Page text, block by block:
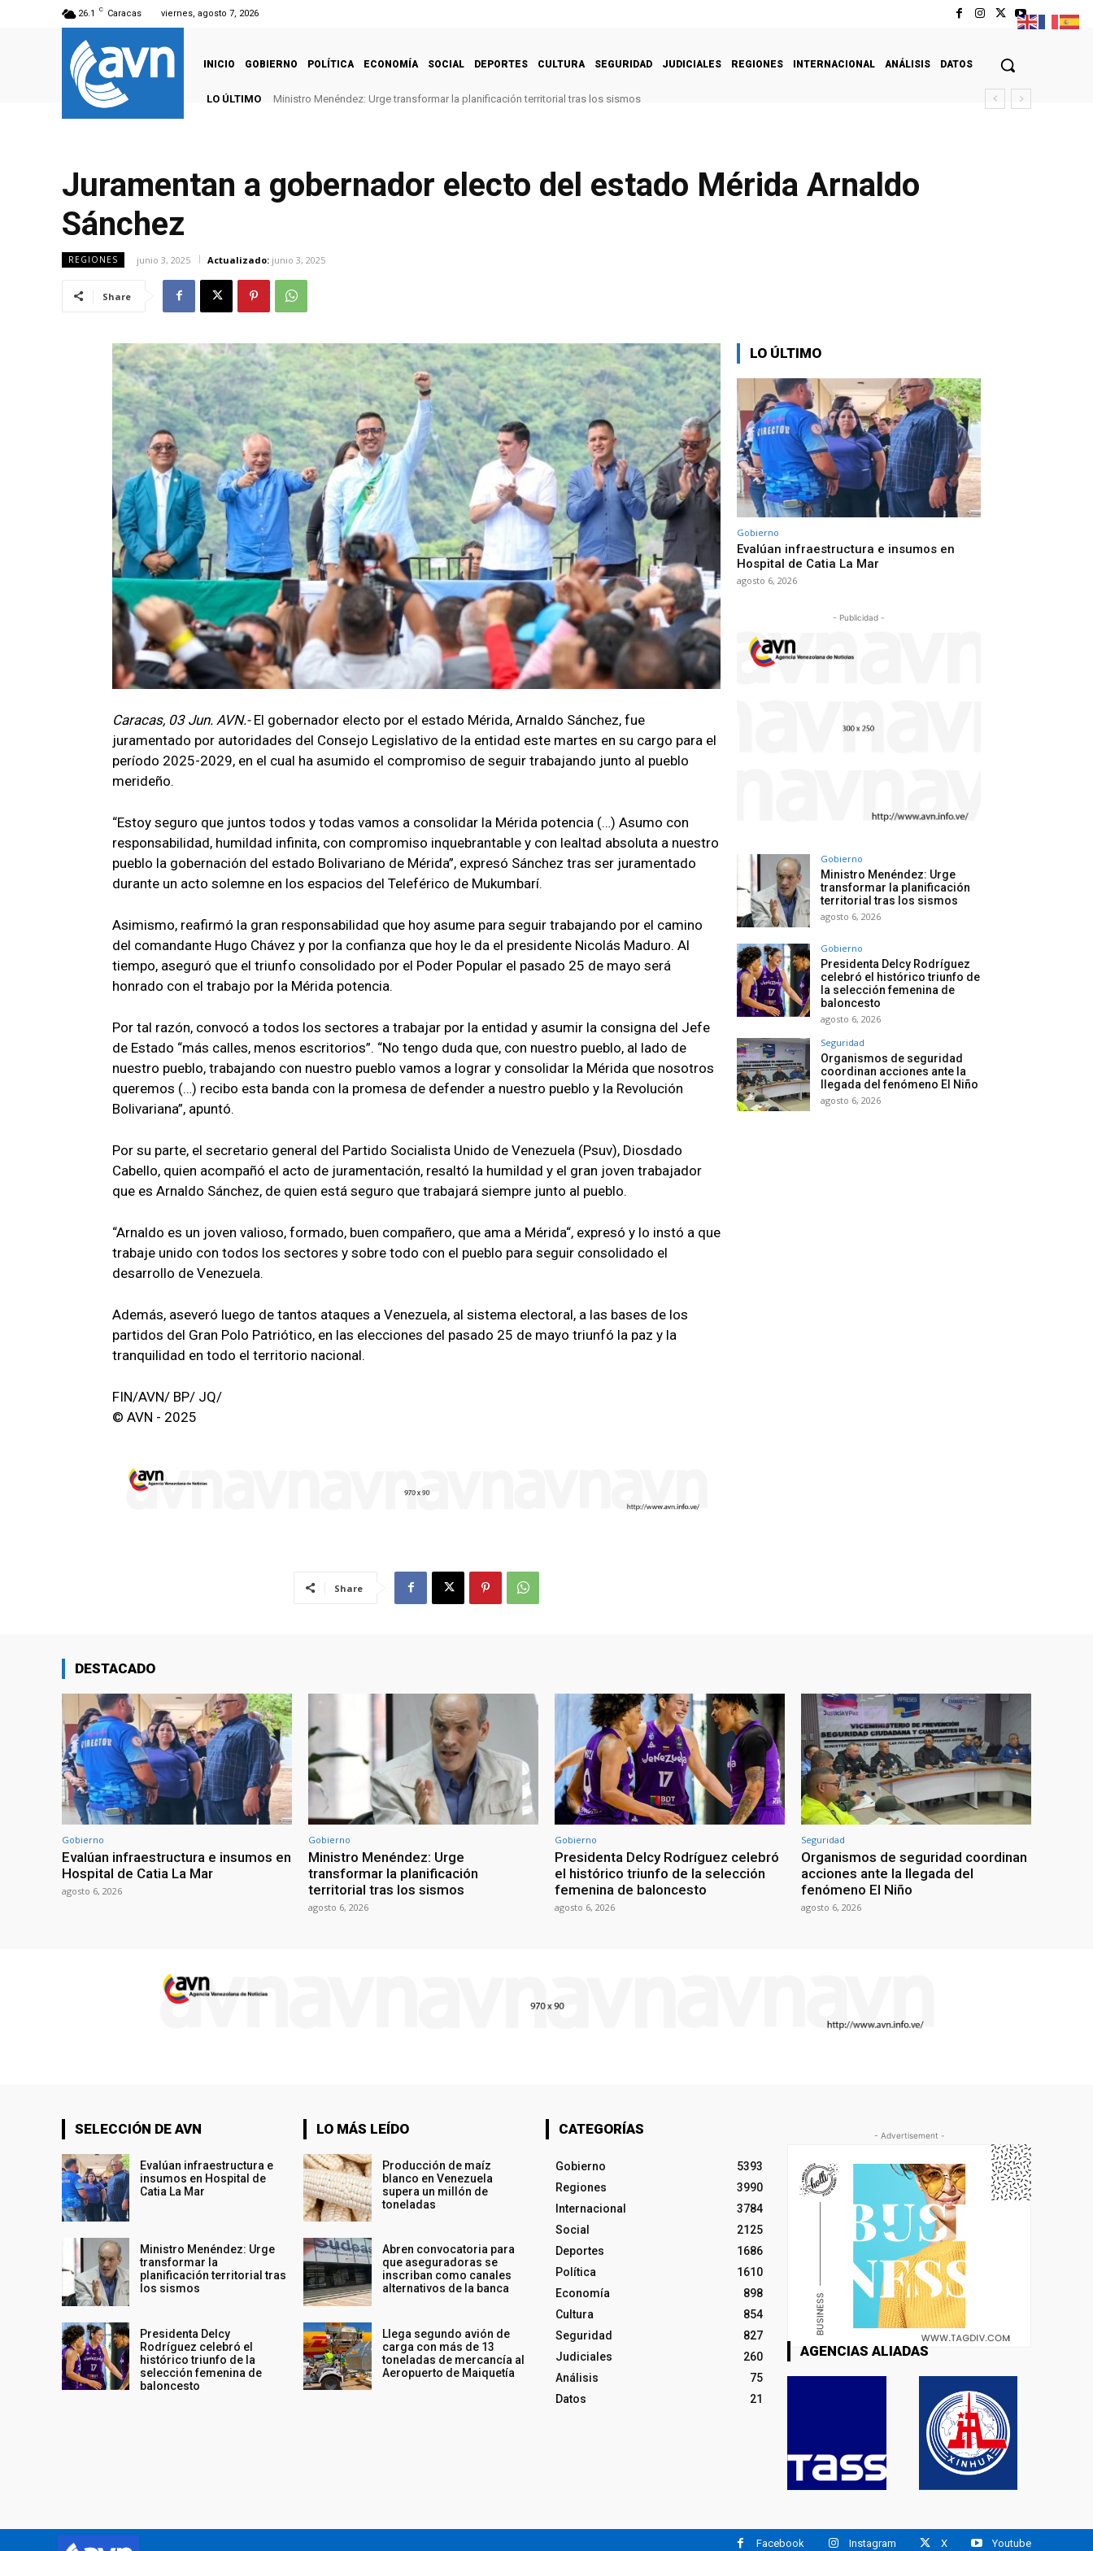
26.1 C Caracas viernes, agosto 7, 2026
INICIO GOBIERNO POLÍTICA ECONOMÍA SOCIAL DEPORTES CULTURA SEGURIDAD JUDICIALES REGIONES INTERNACIONAL ANÁLISIS DATOS
LO ÚLTIMO Ministro Menéndez: Urge transformar la planificación territorial tras los sismos
Juramentan a gobernador electo del estado Mérida Arnaldo
Sánchez
REGIONES junio 3, 2025 Actualizado: junio 3, 2025
Share
Caracas, 03 Jun. AVN.- El gobernador electo por el estado Mérida, Arnaldo Sánchez, fue
juramentado por autoridades del Consejo Legislativo de la entidad este martes en su cargo para el
período 2025-2029, en el cual ha asumido el compromiso de seguir trabajando junto al pueblo
merideño.
“Estoy seguro que juntos todos y todas vamos a consolidar la Mérida potencia (…) Asumo con
responsabilidad, humildad infinita, con compromiso inquebrantable y con lealtad absoluta a nuestro
pueblo la gobernación del estado Bolivariano de Mérida”, expresó Sánchez tras ser juramentado
durante un acto solemne en los espacios del Teleférico de Mukumbarí.
Asimismo, reafirmó la gran responsabilidad que hoy asume para seguir trabajando por el camino
del comandante Hugo Chávez y por la confianza que hoy le da el presidente Nicolás Maduro. Al
tiempo, aseguró que el triunfo consolidado por el Poder Popular el pasado 25 de mayo será
honrado con el trabajo por la Mérida potencia.
Por tal razón, convocó a todos los sectores a trabajar por la entidad y asumir la consigna del Jefe
de Estado “más calles, menos escritorios”. “No tengo duda que, con nuestro pueblo, al lado de
nuestro pueblo, trabajando con nuestro pueblo vamos a lograr y consolidar la Mérida que nosotros
queremos (…) recibo esta banda con la promesa de defender a nuestro pueblo y la Revolución
Bolivariana”, apuntó.
Por su parte, el secretario general del Partido Socialista Unido de Venezuela (Psuv), Diosdado
Cabello, quien acompañó el acto de juramentación, resaltó la humildad y el gran joven trabajador
que es Arnaldo Sánchez, de quien está seguro que trabajará siempre junto al pueblo.
“Arnaldo es un joven valioso, formado, buen compañero, que ama a Mérida“, expresó y lo instó a que
trabaje unido con todos los sectores y sobre todo con el pueblo para seguir consolidado el
desarrollo de Venezuela.
Además, aseveró luego de tantos ataques a Venezuela, al sistema electoral, a las bases de los
partidos del Gran Polo Patriótico, en las elecciones del pasado 25 de mayo triunfó la paz y la
tranquilidad en todo el territorio nacional.
FIN/AVN/ BP/ JQ/
© AVN - 2025
Share
LO ÚLTIMO
Gobierno
Evalúan infraestructura e insumos en
Hospital de Catia La Mar
agosto 6, 2026
- Publicidad -
Gobierno
Ministro Menéndez: Urge
transformar la planificación
territorial tras los sismos
agosto 6, 2026
Gobierno
Presidenta Delcy Rodríguez
celebró el histórico triunfo de
la selección femenina de
baloncesto
agosto 6, 2026
Seguridad
Organismos de seguridad
coordinan acciones ante la
llegada del fenómeno El Niño
agosto 6, 2026
DESTACADO
Gobierno
Evalúan infraestructura e insumos en
Hospital de Catia La Mar
agosto 6, 2026
Gobierno
Ministro Menéndez: Urge
transformar la planificación
territorial tras los sismos
agosto 6, 2026
Gobierno
Presidenta Delcy Rodríguez celebró
el histórico triunfo de la selección
femenina de baloncesto
agosto 6, 2026
Seguridad
Organismos de seguridad coordinan
acciones ante la llegada del
fenómeno El Niño
agosto 6, 2026
SELECCIÓN DE AVN
Evalúan infraestructura e
insumos en Hospital de
Catia La Mar
Ministro Menéndez: Urge
transformar la
planificación territorial tras
los sismos
Presidenta Delcy
Rodríguez celebró el
histórico triunfo de la
selección femenina de
baloncesto
LO MÁS LEÍDO
Producción de maíz
blanco en Venezuela
supera un millón de
toneladas
Abren convocatoria para
que aseguradoras se
inscriban como canales
alternativos de la banca
Llega segundo avión de
carga con más de 13
toneladas de mercancía al
Aeropuerto de Maiquetía
CATEGORÍAS
Gobierno
5393
Regiones
3990
Internacional
3784
Social
2125
Deportes
1686
Política
1610
Economía
898
Cultura
854
Seguridad
827
Judiciales
260
Análisis
75
Datos
21
- Advertisement -
AGENCIAS ALIADAS
Facebook Instagram X Youtube